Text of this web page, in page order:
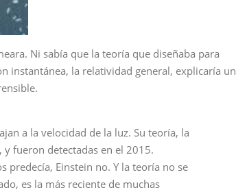
Ni sabía que la teoría que diseñaba para
instantánea, la relatividad general, explicaría un
a la velocidad de la luz. Su teoría, la
y fueron detectadas en el 2015.
predecía, Einstein no. Y la teoría no se
es la más reciente de muchas